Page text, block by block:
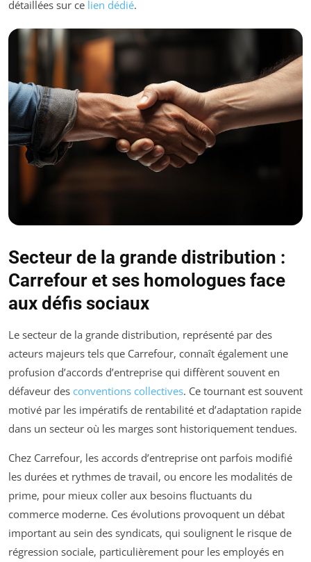
détaillées sur ce lien dédié.
Secteur de la grande distribution :
Carrefour et ses homologues face
aux défis sociaux
Le secteur de la grande distribution, représenté par des
acteurs majeurs tels que Carrefour, connaît également une
profusion d’accords d’entreprise qui diffèrent souvent en
défaveur des conventions collectives. Ce tournant est souvent
motivé par les impératifs de rentabilité et d’adaptation rapide
dans un secteur où les marges sont historiquement tendues.
Chez Carrefour, les accords d’entreprise ont parfois modifié
les durées et rythmes de travail, ou encore les modalités de
prime, pour mieux coller aux besoins fluctuants du
commerce moderne. Ces évolutions provoquent un débat
important au sein des syndicats, qui soulignent le risque de
régression sociale, particulièrement pour les employés en